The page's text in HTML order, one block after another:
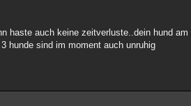
haste auch keine zeitverluste..dein hund am
hunde sind im moment auch unruhig